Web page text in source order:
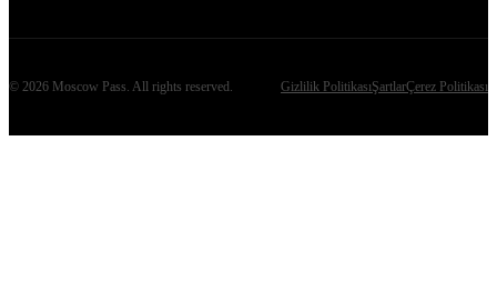
© 2026 Moscow Pass . All rights reserved. Gizlilik PolitikasıŞartlarÇerez Politikası